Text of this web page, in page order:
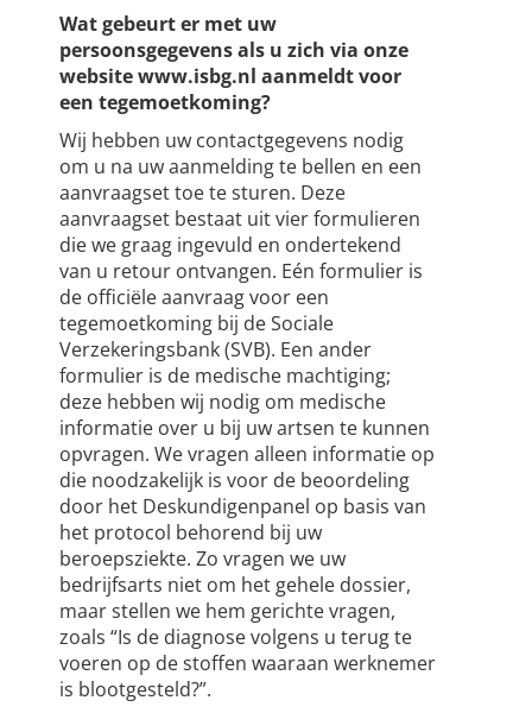
Wat gebeurt er met uw
persoonsgegevens als u zich via onze
website www.isbg.nl aanmeldt voor
een tegemoetkoming?
Wij hebben uw contactgegevens nodig
om u na uw aanmelding te bellen en een
aanvraagset toe te sturen. Deze
aanvraagset bestaat uit vier formulieren
die we graag ingevuld en ondertekend
van u retour ontvangen. Eén formulier is
de officiële aanvraag voor een
tegemoetkoming bij de Sociale
Verzekeringsbank (SVB). Een ander
formulier is de medische machtiging;
deze hebben wij nodig om medische
informatie over u bij uw artsen te kunnen
opvragen. We vragen alleen informatie op
die noodzakelijk is voor de beoordeling
door het Deskundigenpanel op basis van
het protocol behorend bij uw
beroepsziekte. Zo vragen we uw
bedrijfsarts niet om het gehele dossier,
maar stellen we hem gerichte vragen,
zoals “Is de diagnose volgens u terug te
voeren op de stoffen waaraan werknemer
is blootgesteld?”.